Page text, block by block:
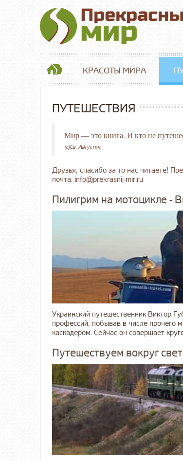
КРАСОТЫ МИРА
ПУТЕШЕСТВИЯ
Мир — это книга. И кто не
(c)Св. Августин.
Друзья, спасибо за то нас читаете!
почта: info@prekrasnij-mir.ru
Пилигрим на мотоцикле -
Украинский путешественник Виктор
профессий, побывав в числе прочего
каскадером. Сейчас он совершает
Путешествуем вокруг